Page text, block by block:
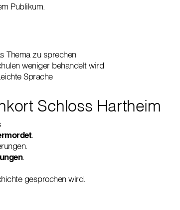
Publikum.
Thema zu sprechen
weniger behandelt wird
Sprache
Schloss Hartheim
.
.
gesprochen wird.